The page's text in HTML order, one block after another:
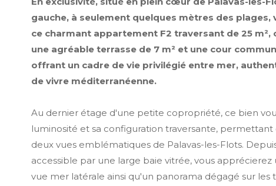
gauche, à seulement quelques mètres des plages,
ce charmant appartement F2 traversant de 25 m²,
une agréable terrasse de 7 m² et une cour
offrant un cadre de vie privilégié entre mer,
de vivre méditerranéenne.
Au dernier étage d'une petite copropriété, ce bien
luminosité et sa configuration traversante,
deux vues emblématiques de Palavas-les-Flots.
accessible par une large baie vitrée, vous apprécierez
vue mer latérale ainsi qu'un panorama dégagé sur les